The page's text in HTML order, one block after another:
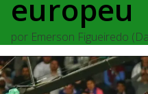
europeu
por Emerson Figueiredo